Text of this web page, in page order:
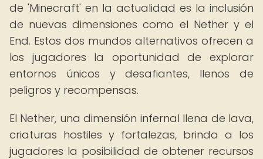
de 'Minecraft' en la actualidad es la inclusión
de nuevas dimensiones como el Nether y el
End. Estos dos mundos alternativos ofrecen a
los jugadores la oportunidad de explorar
entornos únicos y desafiantes, llenos de
peligros y recompensas.
El Nether, una dimensión infernal llena de lava,
criaturas hostiles y fortalezas, brinda a los
jugadores la posibilidad de obtener recursos